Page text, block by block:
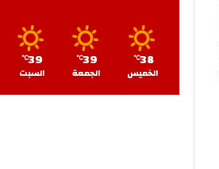
38
℃
الخميس
39
℃
الجمعة
39
℃
السبت